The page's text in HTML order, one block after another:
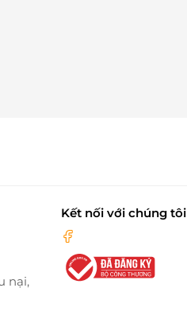
nại,
Kết nối với chúng tôi